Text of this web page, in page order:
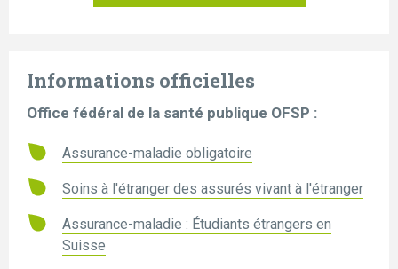
Informations officielles
Office fédéral de la santé publique OFSP :
Assurance-maladie obligatoire
Soins à l'étranger des assurés vivant à l'étranger
Assurance-maladie : Étudiants étrangers en
Suisse